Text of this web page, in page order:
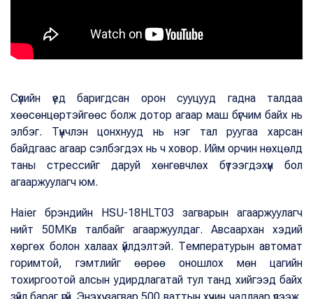
Сүүлийн үед баригдсан орон сууцууд гадна талдаа
хөөсөнцөртэйгөөс болж дотор агаар маш бүгчим байх нь
элбэг. Түүнчлэн цонхнууд нь нэг тал руугаа харсан
байдгаас агаар сэлбэгдэх нь ч ховор. Ийм орчин нөхцөлд
таны стрессийг даруй хөнгөвчлөх бүтээгдэхүүн бол
агааржуулагч юм.
Haier брэндийн HSU-18HLT03 загварын агааржуулагч
нийт 50МКв талбайг агааржуулдаг. Авсаархан хэдий
хөргөх болон халаах үйлдэлтэй. Температурын автомат
горимтой, гэмтлийг өөрөө оношлох мөн цагийн
тохиргоотой алсын удирдлагатай тул танд хийгээд байх
зүйл бараг үгүй. Энэхүү загвар 500 ваттын хүчин чадлаар үлээж,